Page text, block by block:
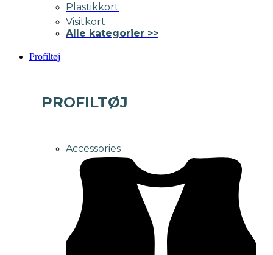
Plastikkort
Visitkort
Alle kategorier >>
Profiltøj
PROFILTØJ
Accessories